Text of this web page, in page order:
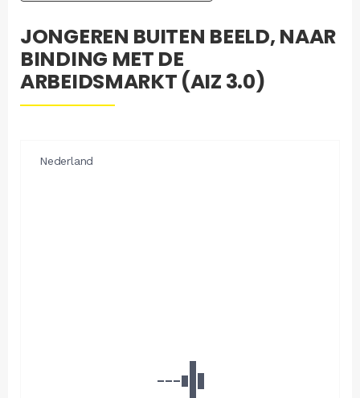
JONGEREN BUITEN BEELD, NAAR
BINDING MET DE
ARBEIDSMARKT (AIZ 3.0)